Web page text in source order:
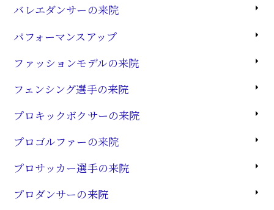
バレエダンサーの来院
パフォーマンスアップ
ファッションモデルの来院
フェンシング選手の来院
プロキックボクサーの来院
プロゴルファーの来院
プロサッカー選手の来院
プロダンサーの来院